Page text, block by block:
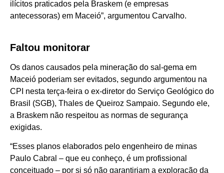
ilícitos praticados pela Braskem (e empresas
antecessoras) em Maceió”, argumentou Carvalho.
Faltou monitorar
Os danos causados pela mineração do sal-gema em
Maceió poderiam ser evitados, segundo argumentou na
CPI nesta terça-feira o ex-diretor do Serviço Geológico do
Brasil (SGB), Thales de Queiroz Sampaio. Segundo ele,
a Braskem não respeitou as normas de segurança
exigidas.
“Esses planos elaborados pelo engenheiro de minas
Paulo Cabral – que eu conheço, é um profissional
conceituado – por si só não garantiriam a exploração da